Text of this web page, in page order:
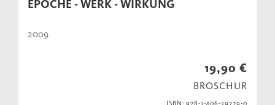
EPOCHE - WERK - WIRKUNG
2009
19,90 €
BROSCHUR